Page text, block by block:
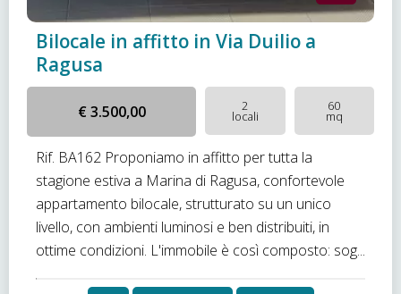
Bilocale in affitto in Via Duilio a
Ragusa
€ 3.500,00 2
locali
60
mq
Rif. BA162 Proponiamo in affitto per tutta la
stagione estiva a Marina di Ragusa, confortevole
appartamento bilocale, strutturato su un unico
livello, con ambienti luminosi e ben distribuiti, in
ottime condizioni. L'immobile è così composto: sog...